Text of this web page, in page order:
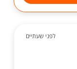
לפני שעתיים